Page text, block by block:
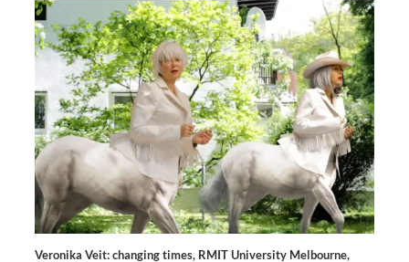
Veronika Veit: changing times, RMIT University Melbourne,